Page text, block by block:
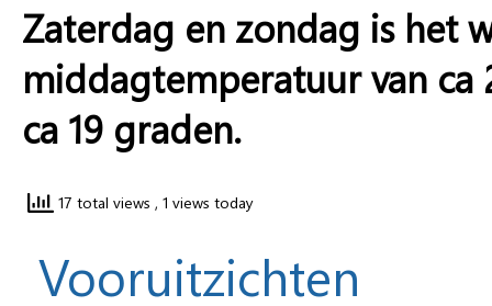
Zaterdag en zondag is het
middagtemperatuur van
ca 19 graden.
17 total views , 1 views today
Vooruitzichten